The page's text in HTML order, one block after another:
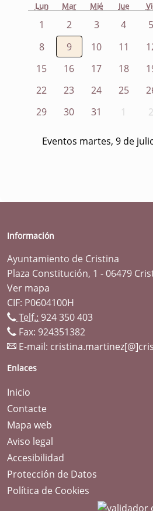
Lun Mar Mié Jue
1 2 3 4 5
8
9 10 11
15
16 17 18
22
23 24 25
29
30 31 1 2
Eventos martes, 9 de
Información
Ayuntamiento de Cristina
Plaza Constitución, 1 - 06479
Ver mapa
CIF: P0604100H
Telf.: 924 350 403
Fax: 924351382
E-mail:
Enlaces
Inicio
Contacte
Mapa web
Aviso legal
Accesibilidad
Protección de Datos
Política de Cookies